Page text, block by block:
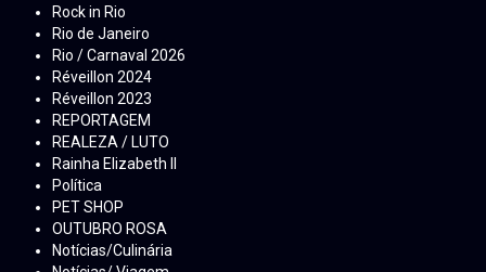
Rock in Rio
Rio de Janeiro
Rio / Carnaval 2026
Réveillon 2024
Réveillon 2023
REPORTAGEM
REALEZA / LUTO
Rainha Elizabeth ll
Política
PET SHOP
OUTUBRO ROSA
Notícias/Culinária